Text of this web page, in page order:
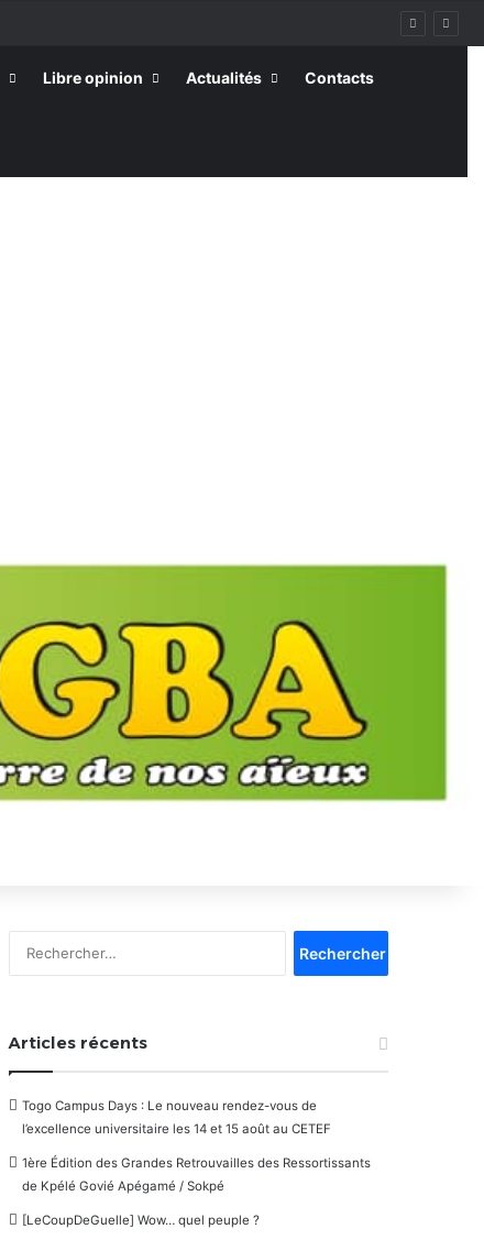
Libre opinion Actualités Contacts
Articles récents
Togo Campus Days : Le nouveau rendez-vous de
l’excellence universitaire les 14 et 15 août au CETEF
1ère Édition des Grandes Retrouvailles des Ressortissants
de Kpélé Govié Apégamé / Sokpé
[LeCoupDeGuelle] Wow… quel peuple ?